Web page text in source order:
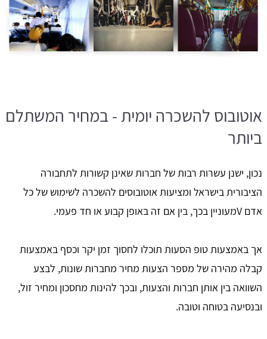
אוטובוס להשכרה יומית - במחיר המשתלם
ביותר
נכון, ישנן עשרות רבות של חברות שאינן קשורות לתחבורה
הציבורית בישראל ומציעות אוטובוסים להשכרה לשימוש של כל
אדם Vמעוניין בכך, בין אם זה באופן קבוע או חד פעמי.
אך באמצעות טופ הסעות תוכלו לחסוך זמן יקר וכסף באמצעות
קבלה מהירה של מספר הצעות מחיר מחברות שונות, לבצע
השוואה בין אותן חברות והצעות, ובכך להינות מחסכון ומחיר זול,
ובנסיעה בטוחה וטובה.